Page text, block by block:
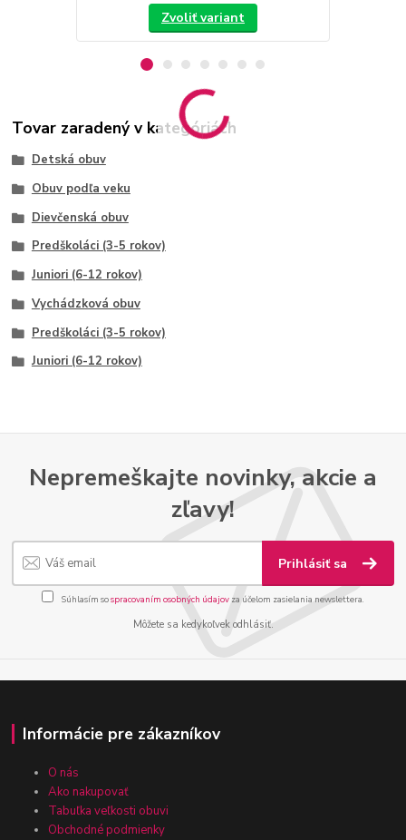
Zvoliť variant
Tovar zaradený v kategóriách
Detská obuv
Obuv podľa veku
Dievčenská obuv
Predškoláci (3-5 rokov)
Juniori (6-12 rokov)
Vychádzková obuv
Predškoláci (3-5 rokov)
Juniori (6-12 rokov)
Nepremeškajte novinky, akcie a
zľavy!
Prihlásiť sa
Súhlasím sospracovaním osobných údajov za účelom zasielania newslettera.
Môžete sa kedykoľvek odhlásiť.
Informácie pre zákazníkov
O nás
Ako nakupovať
Tabuľka veľkosti obuvi
Obchodné podmienky